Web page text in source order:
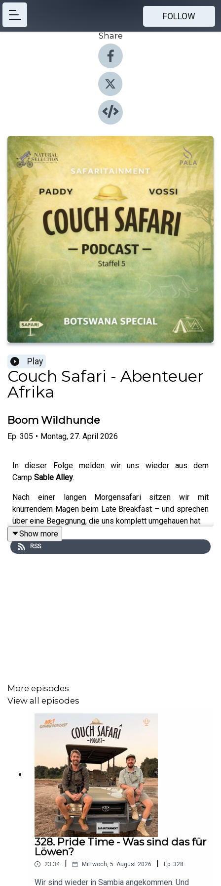
FOLLOW
Share
Play
Couch Safari - Abenteuer
Afrika
Boom Wildhunde
Ep. 305 • Montag, 27. April 2026
In dieser Folge melden wir uns wieder aus dem
Camp Sable Alley.
Nach einer langen Morgensafari sitzen wir mit
knurrendem Magen beim Late Breakfast – und sprechen
über eine Begegnung, die uns komplett umgehauen hat.
Plötzlich standen sie vor uns: Wildhunde.
diesem Rudel: keine Chance.
Sechs Wildhunde.
Und wir haben keinen einzigen mehr wiedergesehen.
Stattdessen: frische Spuren, immer wieder neue
Hinweise – und das Gefühl, dass sie mit uns spielen.
Ein Katz-und-Maus-Spiel mitten im Busch.
Am Ende bleibt ein unglaubliches Erlebnis.
Und die klare Erkenntnis:
Im Busch haben wir keine Chance gegen die Tiere.
Show more
RSS
More episodes
View all episodes
328. Pride Time - Was sind das für
Löwen?
23:34 | Mittwoch, 5. August 2026 | Ep. 328
Wir sind wieder in Sambia angekommen. Und